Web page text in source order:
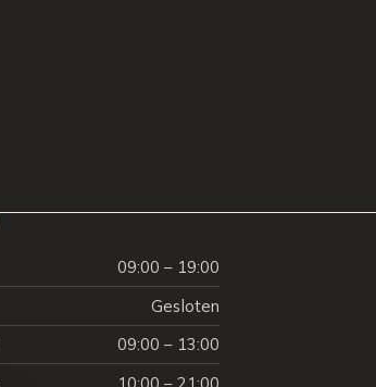
09:00 – 19:00
Gesloten
09:00 – 13:00